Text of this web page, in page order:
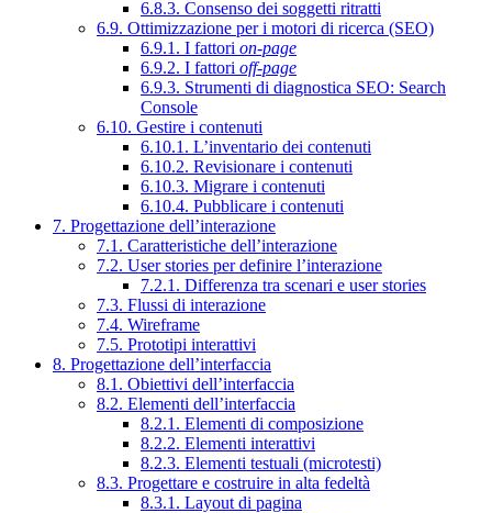
6.8.3. Consenso dei soggetti ritratti
6.9. Ottimizzazione per i motori di ricerca (SEO)
6.9.1. I fattori on-page
6.9.2. I fattori off-page
6.9.3. Strumenti di diagnostica SEO: Search
Console
6.10. Gestire i contenuti
6.10.1. L’inventario dei contenuti
6.10.2. Revisionare i contenuti
6.10.3. Migrare i contenuti
6.10.4. Pubblicare i contenuti
7. Progettazione dell’interazione
7.1. Caratteristiche dell’interazione
7.2. User stories per definire l’interazione
7.2.1. Differenza tra scenari e user stories
7.3. Flussi di interazione
7.4. Wireframe
7.5. Prototipi interattivi
8. Progettazione dell’interfaccia
8.1. Obiettivi dell’interfaccia
8.2. Elementi dell’interfaccia
8.2.1. Elementi di composizione
8.2.2. Elementi interattivi
8.2.3. Elementi testuali (microtesti)
8.3. Progettare e costruire in alta fedeltà
8.3.1. Layout di pagina